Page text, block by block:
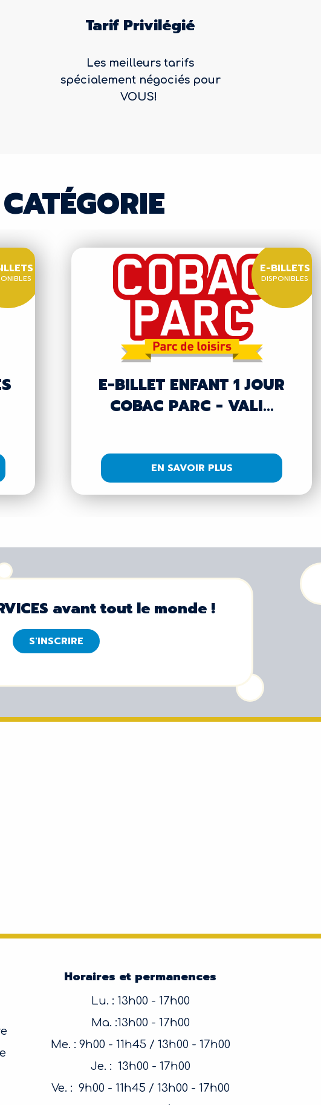
Tarif Privilégié
Les meilleurs tarifs
spécialement négociés pour
VOUS!
E-BILLET ENFANT 1 JOUR
COBAC PARC - VALI...
E-BILLETS
DISPONIBLES
EN SAVOIR PLUS
avant tout le monde !
S'INSCRIRE
Horaires et permanences
Lu. : 13h00 - 17h00
Ma. :13h00 - 17h00
Me. : 9h00 - 11h45 / 13h00 - 17h00
Je. : 13h00 - 17h00
Ve. : 9h00 - 11h45 / 13h00 - 17h00